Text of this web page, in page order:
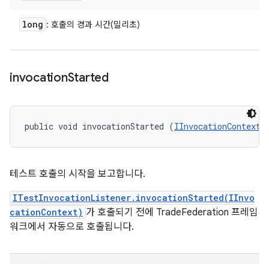
long : 호출의 경과 시간(밀리초)
invocationStarted
public void invocationStarted (IInvocationContext
테스트 호출의 시작을 보고합니다.
ITestInvocationListener.invocationStarted(IInvo
cationContext) 가 호출되기 전에 TradeFederation 프레임
워크에서 자동으로 호출됩니다.